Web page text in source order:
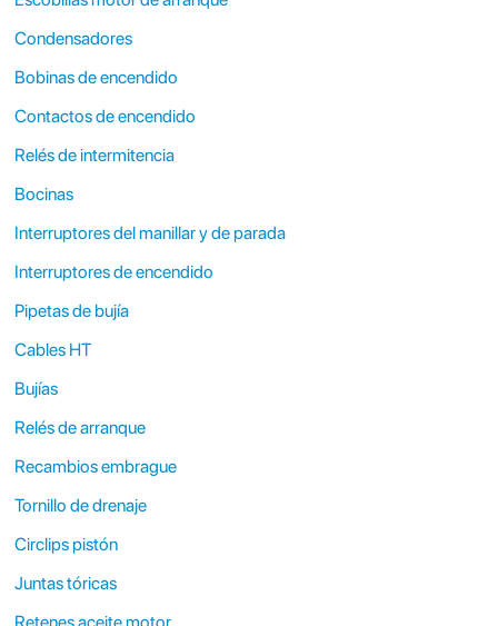
Condensadores
Bobinas de encendido
Contactos de encendido
Relés de intermitencia
Bocinas
Interruptores del manillar y de parada
Interruptores de encendido
Pipetas de bujía
Cables HT
Bujías
Relés de arranque
Recambios embrague
Tornillo de drenaje
Circlips pistón
Juntas tóricas